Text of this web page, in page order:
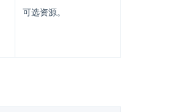
可选资源。